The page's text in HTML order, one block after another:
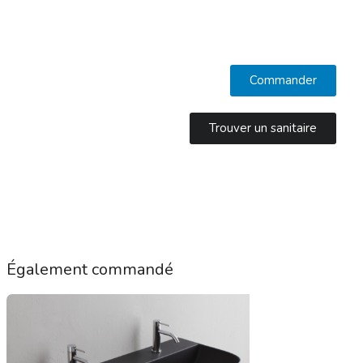
Commander
Trouver un sanitaire
Également commandé